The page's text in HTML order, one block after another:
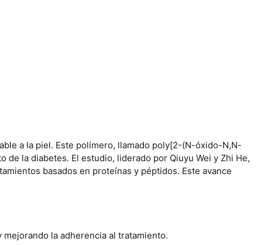
a la piel. Este polímero, llamado poly[2-(N-óxido-N,N-
la diabetes. El estudio, liderado por Qiuyu Wei y Zhi He,
basados en proteínas y péptidos. Este avance
la adherencia al tratamiento.